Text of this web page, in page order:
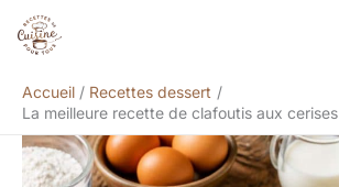
Accueil
Recettes dessert
La meilleure recette de clafoutis aux cerises
Rechercher